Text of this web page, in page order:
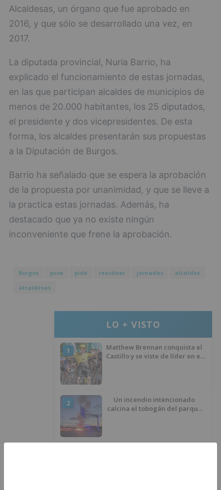
Alcaldesas, un órgano que fue aprobado en
2016, y que sólo se desarrollado una vez, en
2017.
La diputada provincial, Nuria Barrio, ha
explicado el funcionamiento de estas jornadas,
en las que participan alcaldes de municipios de
menos de 20.000 habitantes, los 25 diputados,
el presidente y dos vicepresidentes. De esta
forma, los alcaldes presentarán sus propuestas
a la Diputación de Burgos.
Barrio ha señalado que se espera la aprobación
de la propuesta por unanimidad, y que se lleve a
la practica estas jornadas. Además, ha
destacado que ya no existe ningún
inconveniente que frene la aprobación.
Burgos psoe pide reactivar jornadas
alcaldes
alcaldesas
LO + VISTO
1
Matthew Brennan conquista el
Castillo y se viste de líder en el
2
Un incendio intencionado
calcina el tobogán del parque